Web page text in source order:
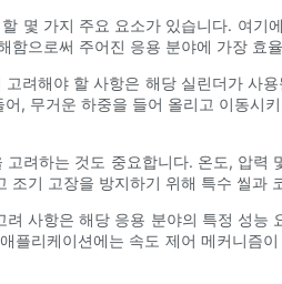
몇 가지 주요 요소가 있습니다. 여
함으로써 주어진 응용 분야에 가장
려해야 할 사항은 해당 실린더가 사
, 무거운 하중을 들어 올리고 이동
려하는 것도 중요합니다. 온도, 압
조기 고장을 방지하기 위해 특수 씰과
사항은 해당 응용 분야의 특정 성
플리케이션에는 속도 제어 메커니즘